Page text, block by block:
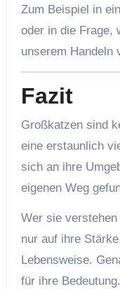
Zum Beispiel in
oder in die Frage,
unserem Handeln
Fazit
Großkatzen sind
eine erstaunlich
sich an ihre
eigenen Weg
Wer sie
nur auf ihre
Lebensweise.
für ihre Bedeutung.